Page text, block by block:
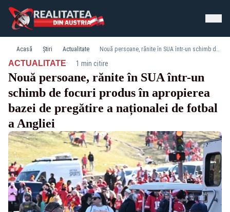
Acasă Știri Actualitate Nouă persoane, rănite în SUA într-un schimb de focuri produs în apropierea bazei de pregătire a naționalei de fotbal a Angliei
ACTUALITATE· 1 min citire
Nouă persoane, rănite în SUA într-un
schimb de focuri produs în apropierea
bazei de pregătire a naționalei de fotbal
a Angliei